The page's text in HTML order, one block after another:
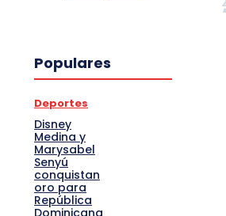
Populares
Deportes
Disney
Medina y
Marysabel
Senyú
conquistan
oro para
República
Dominicana